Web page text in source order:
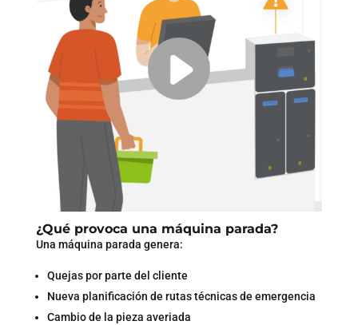
¿Qué provoca una máquina parada?
Una máquina parada genera:
Quejas por parte del cliente
Nueva planificación de rutas técnicas de emergencia
Cambio de la pieza averiada